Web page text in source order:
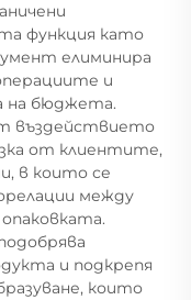
функция като
елиминира
и
на бюджета.
въздействието
от клиентите,
в които се
между
и подкрепя
които